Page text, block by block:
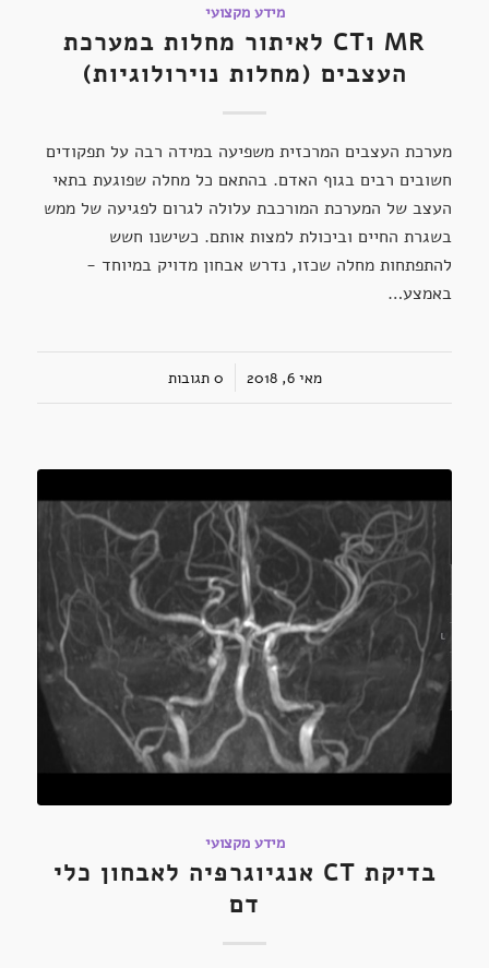
מידע מקצועי
MR וCT לאיתור מחלות במערכת
העצבים (מחלות נוירולוגיות)
מערכת העצבים המרכזית משפיעה במידה רבה על תפקודים
חשובים רבים בגוף האדם. בהתאם כל מחלה שפוגעת בתאי
העצב של המערכת המורכבת עלולה לגרום לפגיעה של ממש
בשגרת החיים וביכולת למצות אותם. כשישנו חשש
להתפתחות מחלה שכזו, נדרש אבחון מדויק במיוחד -
באמצע…
מאי 6, 2018
/ 0 תגובות
מידע מקצועי
בדיקת CT אנגיוגרפיה לאבחון כלי
דם